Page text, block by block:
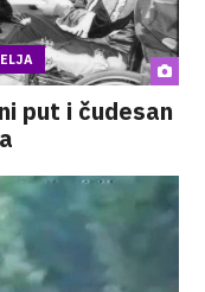
put i čudesan